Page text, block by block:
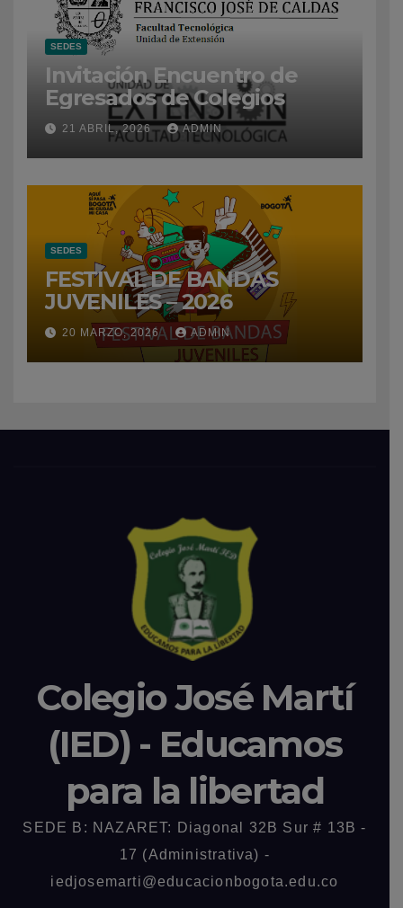
SEDES
Invitación Encuentro de
Egresados de Colegios
21 ABRIL, 2026 ADMIN
SEDES
FESTIVAL DE BANDAS
JUVENILES – 2026
20 MARZO, 2026 ADMIN
Colegio José Martí
(IED) - Educamos
para la libertad
SEDE B: NAZARET: Diagonal 32B Sur # 13B -
17 (Administrativa) -
iedjosemarti@educacionbogota.edu.co